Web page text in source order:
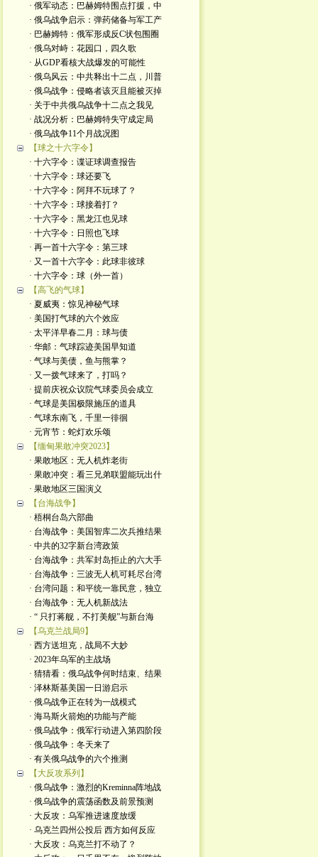
· 俄军动态：巴赫姆特围点打援，中
· 俄乌战争启示：弹药储备与军工产
· 巴赫姆特：俄军形成反C状包围圈
· 俄乌对峙：花园口，四久歌
· 从GDP看核大战爆发的可能性
· 俄乌风云：中共释出十二点，川普
· 俄乌战争：侵略者该灭且能被灭掉
· 关于中共俄乌战争十二点之我见
· 战况分析：巴赫姆特失守成定局
· 俄乌战争11个月战况图
【球之十六字令】
· 十六字令：谍证球调查报告
· 十六字令：球还要飞
· 十六字令：阿拜不玩球了？
· 十六字令：球接着打？
· 十六字令：黑龙江也见球
· 十六字令：日照也飞球
· 再一首十六字令：第三球
· 又一首十六字令：此球非彼球
· 十六字令：球（外一首）
【高飞的气球】
· 夏威夷：惊见神秘气球
· 美国打气球的六个效应
· 太平洋早春二月：球与债
· 华邮：气球踪迹美国早知道
· 气球与美债，鱼与熊掌？
· 又一拨气球来了，打吗？
· 提前庆祝众议院气球委员会成立
· 气球是美国极限施压的道具
· 气球东南飞，千里一徘徊
· 元宵节：蛇灯欢乐颂
【缅甸果敢冲突2023】
· 果敢地区：无人机炸老街
· 果敢冲突：看三兄弟联盟能玩出什
· 果敢地区三国演义
【台海战争】
· 梧桐台岛六部曲
· 台海战争：美国智库二次兵推结果
· 中共的32字新台湾政策
· 台海战争：共军封岛拒止的六大手
· 台海战争：三波无人机可耗尽台湾
· 台湾问题：和平统一靠民意，独立
· 台海战争：无人机新战法
· “ 只打蒋舰，不打美舰”与新台海
【乌克兰战局9】
· 西方送坦克，战局不大妙
· 2023年乌军的主战场
· 猜猜看：俄乌战争何时结束、结果
· 泽林斯基美国一日游启示
· 俄乌战争正在转为一战模式
· 海马斯火箭炮的功能与产能
· 俄乌战争：俄军行动进入第四阶段
· 俄乌战争：冬天来了
· 有关俄乌战争的六个推测
【大反攻系列】
· 俄乌战争：激烈的Kreminna阵地战
· 俄乌战争的震荡函数及前景预测
· 大反攻：乌军推进速度放缓
· 乌克兰四州公投后 西方如何反应
· 大反攻：乌克兰打不动了？